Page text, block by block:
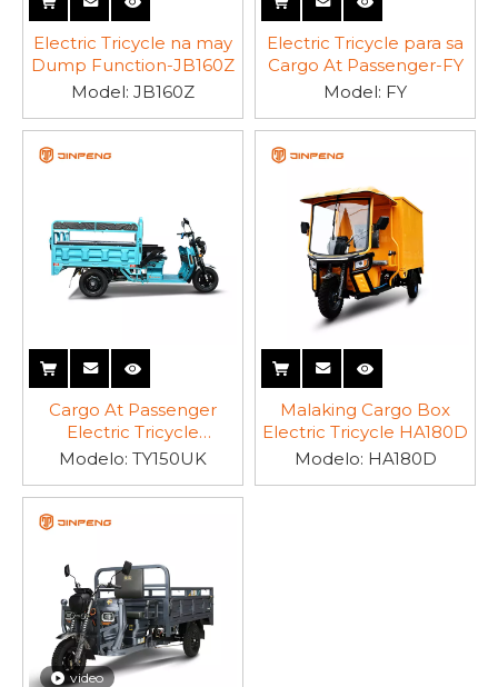
Electric Tricycle na may
Dump Function-JB160Z
Model: JB160Z
Electric Tricycle para sa
Cargo At Passenger-FY
Model: FY
Cargo At Passenger
Electric Tricycle
TY150UK
Modelo: TY150UK
Malaking Cargo Box
Electric Tricycle HA180D
Modelo: HA180D
video